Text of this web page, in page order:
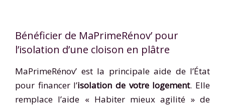
Bénéficier de MaPrimeRénov’ pour
l’isolation d’une cloison en plâtre
MaPrimeRénov’ est la principale aide de l’État
pour financer l’isolation de votre logement. Elle
remplace l’aide « Habiter mieux agilité » de